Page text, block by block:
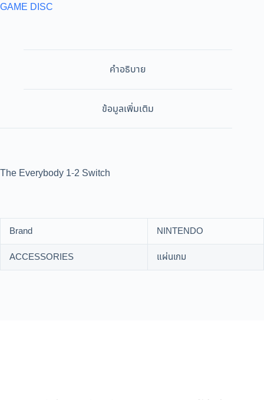
GAME DISC
คำอธิบาย
ข้อมูลเพิ่มเติม
The Everybody 1-2 Switch
Brand
NINTENDO
ACCESSORIES
แผ่นเกม